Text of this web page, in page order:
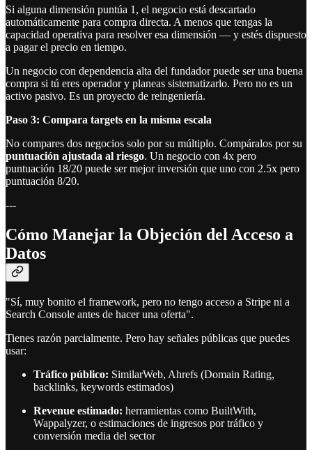
Si alguna dimensión puntúa 1, el negocio está descartado
automáticamente para compra directa. A menos que tengas la
capacidad operativa para resolver esa dimensión — y estés dispuesto
a pagar el precio en tiempo.
Un negocio con dependencia alta del fundador puede ser una buena
compra si tú eres operador y planeas sistematizarlo. Pero no es un
activo pasivo. Es un proyecto de reingeniería.
Paso 3: Compara targets en la misma escala
No compares dos negocios solo por su múltiplo. Compáralos por su
puntuación ajustada al riesgo. Un negocio con 4x pero
puntuación 18/20 puede ser mejor inversión que uno con 2.5x pero
puntuación 8/20.
---
Cómo Manejar la Objeción del Acceso a
Datos
"Sí, muy bonito el framework, pero no tengo acceso a Stripe ni a
Search Console antes de hacer una oferta".
Tienes razón parcialmente. Pero hay señales públicas que puedes
usar:
Tráfico público: SimilarWeb, Ahrefs (Domain Rating,
backlinks, keywords estimados)
Revenue estimado: herramientas como BuiltWith,
Wappalyzer, o estimaciones de ingresos por tráfico y
conversión media del sector